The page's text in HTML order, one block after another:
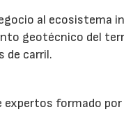
al ecosistema
geotécnico del
de carril.
expertos formado